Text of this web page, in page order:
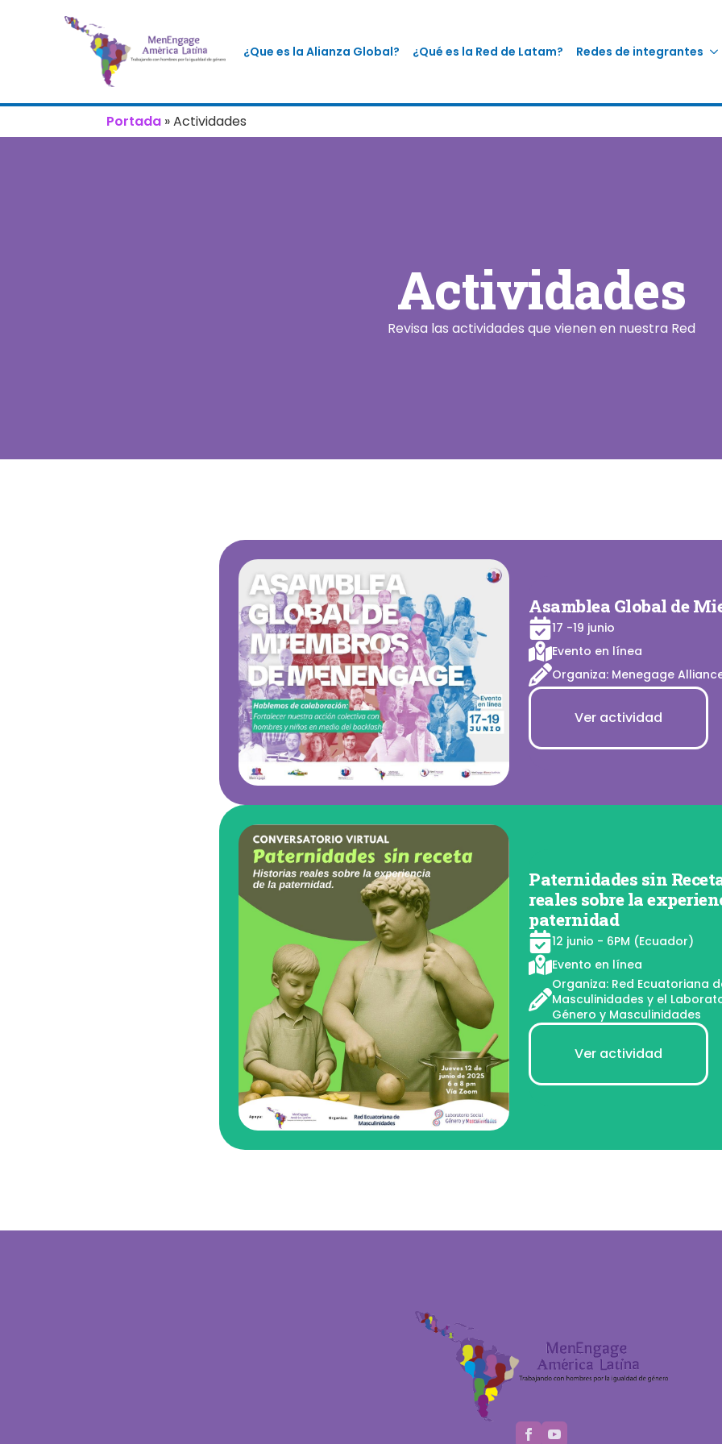
¿Que es la Alianza Global? ¿Qué es la Red de Latam? Redes de integrantes
Portada »Actividades
Actividades
Revisa las actividades que vienen en nuestra Red
Asamblea Global de
17 -19 junio
Evento en línea
Organiza: Menegage
Ver actividad
Paternidades sin
reales sobre la
paternidad
12 junio - 6PM (Ecuador)
Evento en línea
Organiza: Red Ecuatoriana
Masculinidades y el
Género y Masculinidades
Ver actividad